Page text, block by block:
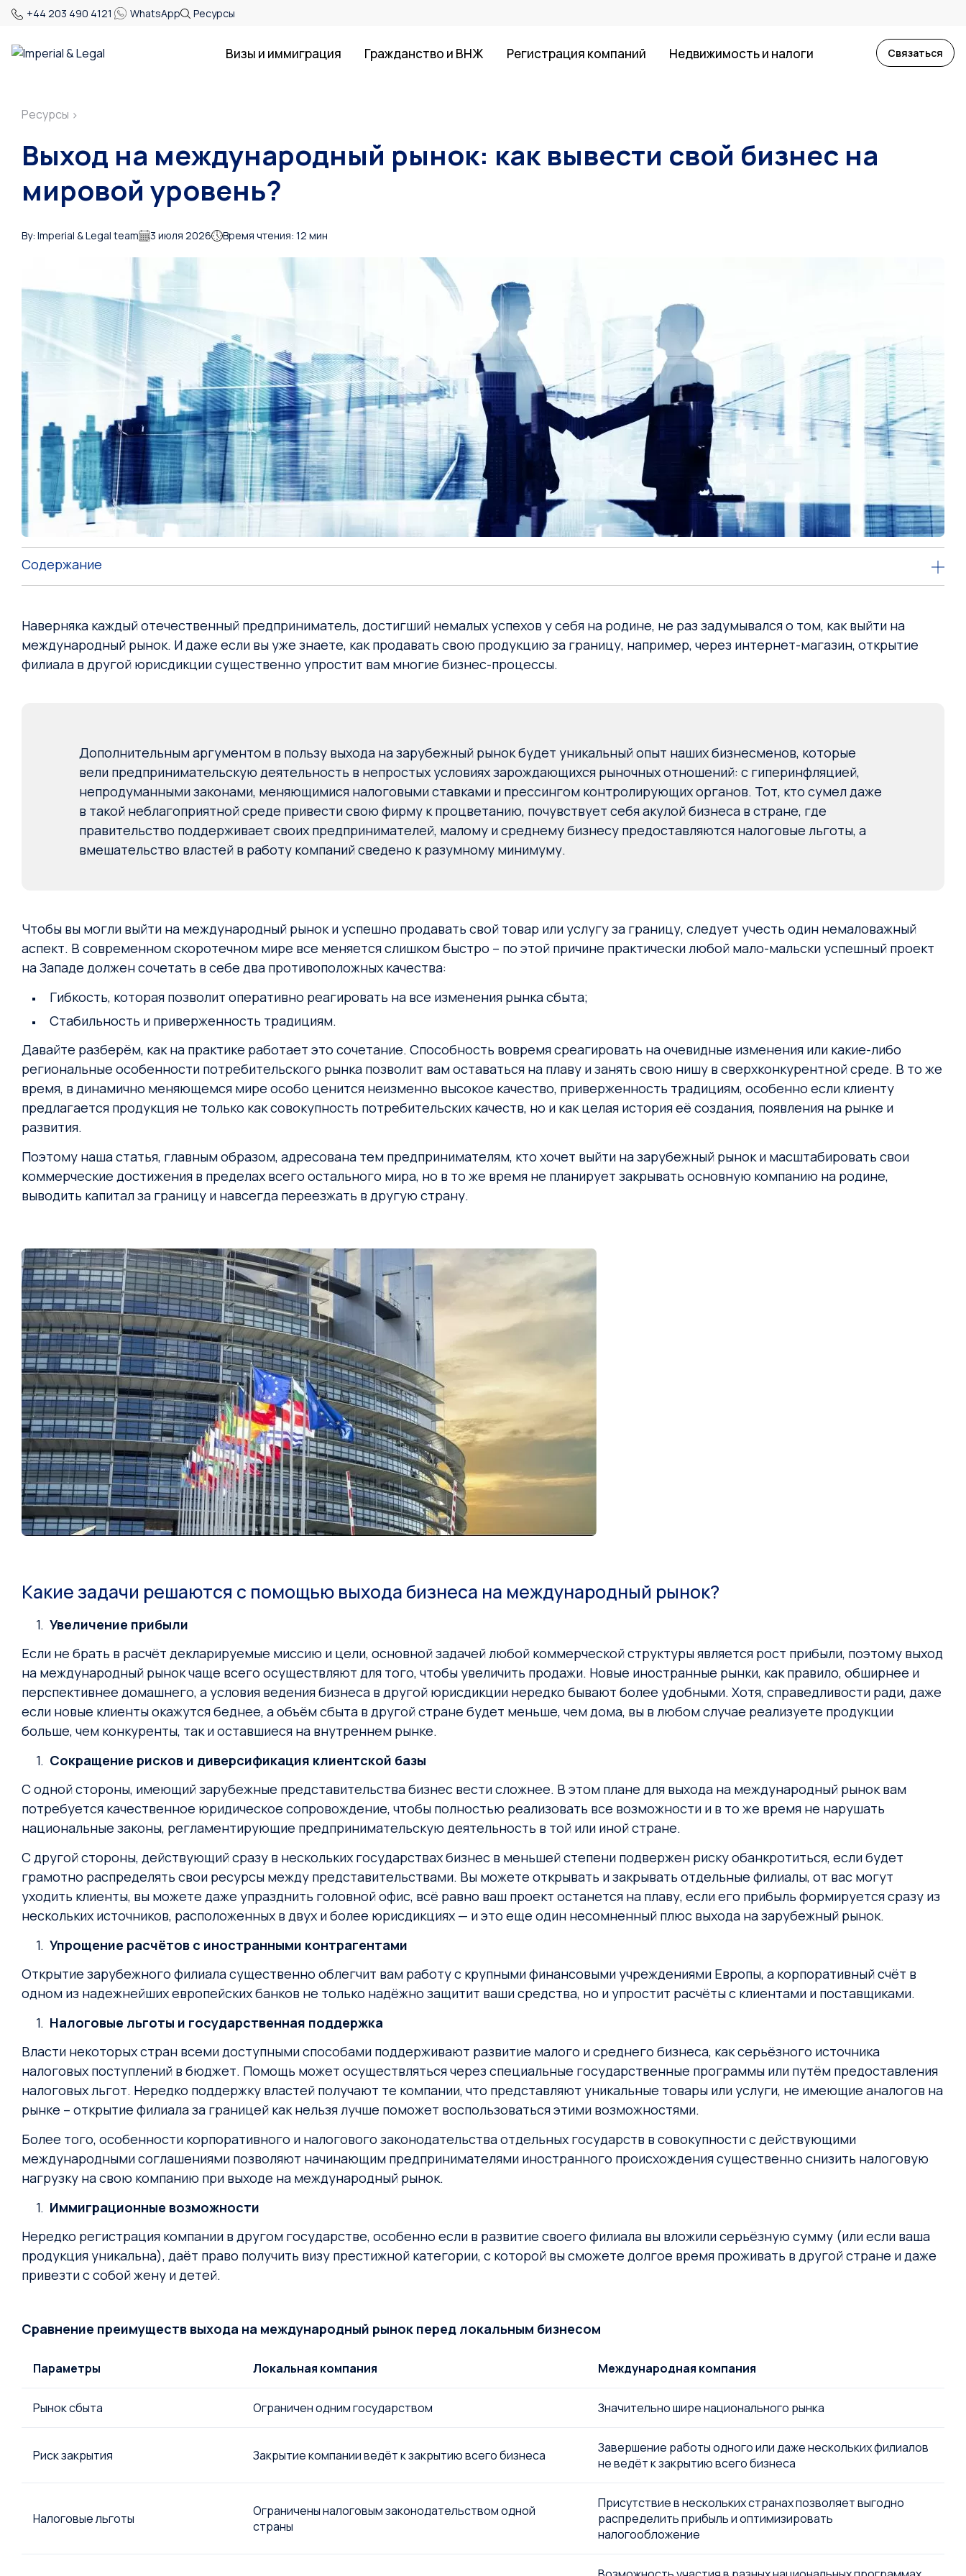
+44 203 490 4121 WhatsApp Ресурсы
Визы и иммиграция Гражданство и ВНЖ Регистрация компаний Недвижимость и налоги Связаться
Ресурсы >
Выход на международный рынок: как вывести свой бизнес на
мировой уровень?
By: Imperial & Legal team 3 июля 2026 Время чтения: 12 мин
Содержание
Наверняка каждый отечественный предприниматель, достигший немалых успехов у себя на родине, не раз задумывался о том, как выйти на
международный рынок. И даже если вы уже знаете, как продавать свою продукцию за границу, например, через интернет-магазин, открытие
филиала в другой юрисдикции существенно упростит вам многие бизнес-процессы.
Дополнительным аргументом в пользу выхода на зарубежный рынок будет уникальный опыт наших бизнесменов, которые
вели предпринимательскую деятельность в непростых условиях зарождающихся рыночных отношений: с гиперинфляцией,
непродуманными законами, меняющимися налоговыми ставками и прессингом контролирующих органов. Тот, кто сумел даже
в такой неблагоприятной среде привести свою фирму к процветанию, почувствует себя акулой бизнеса в стране, где
правительство поддерживает своих предпринимателей, малому и среднему бизнесу предоставляются налоговые льготы, а
вмешательство властей в работу компаний сведено к разумному минимуму.
Чтобы вы могли выйти на международный рынок и успешно продавать свой товар или услугу за границу, следует учесть один немаловажный
аспект. В современном скоротечном мире все меняется слишком быстро – по этой причине практически любой мало-мальски успешный проект
на Западе должен сочетать в себе два противоположных качества:
Гибкость, которая позволит оперативно реагировать на все изменения рынка сбыта;
Стабильность и приверженность традициям.
Давайте разберём, как на практике работает это сочетание. Способность вовремя среагировать на очевидные изменения или какие-либо
региональные особенности потребительского рынка позволит вам оставаться на плаву и занять свою нишу в сверхконкурентной среде. В то же
время, в динамично меняющемся мире особо ценится неизменно высокое качество, приверженность традициям, особенно если клиенту
предлагается продукция не только как совокупность потребительских качеств, но и как целая история её создания, появления на рынке и
развития.
Поэтому наша статья, главным образом, адресована тем предпринимателям, кто хочет выйти на зарубежный рынок и масштабировать свои
коммерческие достижения в пределах всего остального мира, но в то же время не планирует закрывать основную компанию на родине,
выводить капитал за границу и навсегда переезжать в другую страну.
Какие задачи решаются с помощью выхода бизнеса на международный рынок?
Увеличение прибыли
Если не брать в расчёт декларируемые миссию и цели, основной задачей любой коммерческой структуры является рост прибыли, поэтому выход
на международный рынок чаще всего осуществляют для того, чтобы увеличить продажи. Новые иностранные рынки, как правило, обширнее и
перспективнее домашнего, а условия ведения бизнеса в другой юрисдикции нередко бывают более удобными. Хотя, справедливости ради, даже
если новые клиенты окажутся беднее, а объём сбыта в другой стране будет меньше, чем дома, вы в любом случае реализуете продукции
больше, чем конкуренты, так и оставшиеся на внутреннем рынке.
Сокращение рисков и диверсификация клиентской базы
С одной стороны, имеющий зарубежные представительства бизнес вести сложнее. В этом плане для выхода на международный рынок вам
потребуется качественное юридическое сопровождение, чтобы полностью реализовать все возможности и в то же время не нарушать
национальные законы, регламентирующие предпринимательскую деятельность в той или иной стране.
С другой стороны, действующий сразу в нескольких государствах бизнес в меньшей степени подвержен риску обанкротиться, если будет
грамотно распределять свои ресурсы между представительствами. Вы можете открывать и закрывать отдельные филиалы, от вас могут
уходить клиенты, вы можете даже упразднить головной офис, всё равно ваш проект останется на плаву, если его прибыль формируется сразу из
нескольких источников, расположенных в двух и более юрисдикциях — и это еще один несомненный плюс выхода на зарубежный рынок.
Упрощение расчётов с иностранными контрагентами
Открытие зарубежного филиала существенно облегчит вам работу с крупными финансовыми учреждениями Европы, а корпоративный счёт в
одном из надежнейших европейских банков не только надёжно защитит ваши средства, но и упростит расчёты с клиентами и поставщиками.
Налоговые льготы и государственная поддержка
Власти некоторых стран всеми доступными способами поддерживают развитие малого и среднего бизнеса, как серьёзного источника
налоговых поступлений в бюджет. Помощь может осуществляться через специальные государственные программы или путём предоставления
налоговых льгот. Нередко поддержку властей получают те компании, что представляют уникальные товары или услуги, не имеющие аналогов на
рынке – открытие филиала за границей как нельзя лучше поможет воспользоваться этими возможностями.
Более того, особенности корпоративного и налогового законодательства отдельных государств в совокупности с действующими
международными соглашениями позволяют начинающим предпринимателями иностранного происхождения существенно снизить налоговую
нагрузку на свою компанию при выходе на международный рынок.
Иммиграционные возможности
Нередко регистрация компании в другом государстве, особенно если в развитие своего филиала вы вложили серьёзную сумму (или если ваша
продукция уникальна), даёт право получить визу престижной категории, с которой вы сможете долгое время проживать в другой стране и даже
привезти с собой жену и детей.
Сравнение преимуществ выхода на международный рынок перед локальным бизнесом
Параметры Локальная компания Международная компания
Рынок сбыта Ограничен одним государством Значительно шире национального рынка
Риск закрытия Закрытие компании ведёт к закрытию всего бизнеса
Завершение работы одного или даже нескольких филиалов
не ведёт к закрытию всего бизнеса
Налоговые льготы
Ограничены налоговым законодательством одной
страны
Присутствие в нескольких странах позволяет выгодно
распределить прибыль и оптимизировать
налогообложение